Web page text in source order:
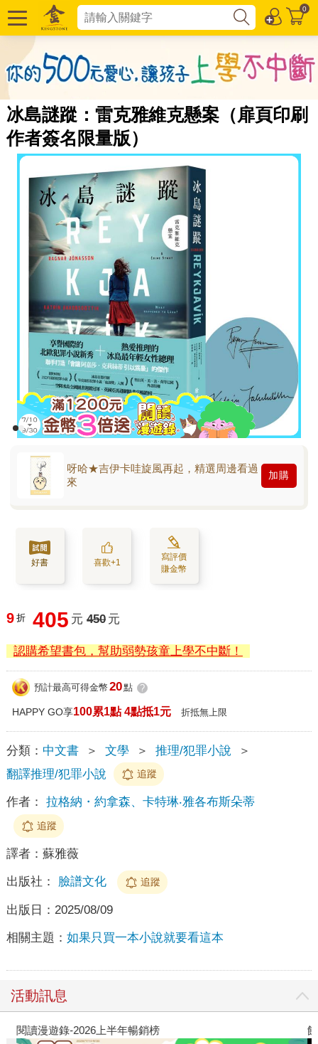
0
冰島謎蹤：雷克雅維克懸案（扉頁印刷
作者簽名限量版）
呀哈★吉伊卡哇旋風再起，精選周邊看過
來
加購
好書 喜歡+1
寫評價
賺金幣
9 折 405 元 450 元
認購希望書包，幫助弱勢孩童上學不中斷！
預計最高可得金幣 20點 ?
HAPPY GO享100累1點 4點抵1元 折抵無上限
分類： 中文書 ＞ 文學 ＞ 推理/犯罪小說
＞
翻譯推理/犯罪小說
追蹤
作者： 拉格納・約拿森、卡特琳‧雅各布斯朵蒂
追蹤
譯者： 蘇雅薇
出版社： 臉譜文化 追蹤
出版日： 2025/08/09
相關主題： 如果只買一本小說就要看這本
活動訊息
閱讀漫遊錄-2026上半年暢銷榜